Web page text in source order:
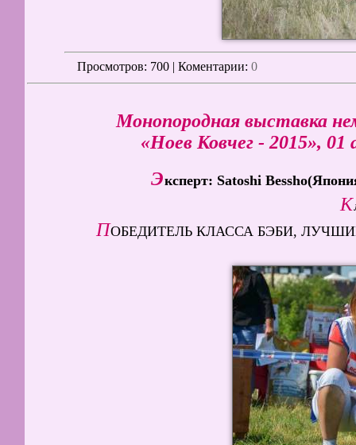
Просмотров: 700 | Коментарии: 0
Монопородная выставка
«Ноев Ковчег - 2015», 01
Эксперт: Satoshi
К
ПОБЕДИТЕЛЬ КЛАССА БЭБИ,